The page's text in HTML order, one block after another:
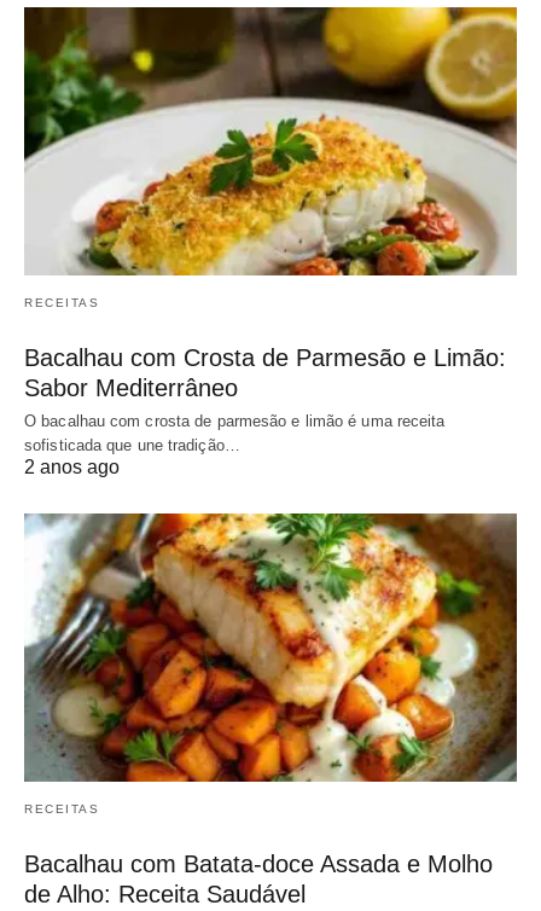
RECEITAS
Bacalhau com Crosta de Parmesão e Limão:
Sabor Mediterrâneo
O bacalhau com crosta de parmesão e limão é uma receita
sofisticada que une tradição…
2 anos ago
RECEITAS
Bacalhau com Batata-doce Assada e Molho
de Alho: Receita Saudável